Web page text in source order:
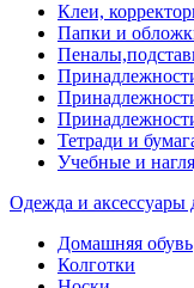
Клеи,
Папки и
Тетради и
Учебные и
Одежда и аксессуары
Домашняя обувь
Колготки